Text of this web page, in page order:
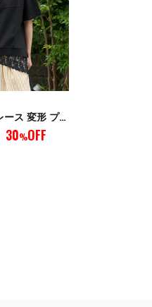
【再入荷】裾レース 変形 プルオーバー Tシャツ
30%OFF